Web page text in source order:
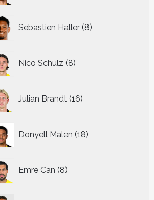
Sebastien Haller 8
producten
Nico Schulz 8
producten
Julian Brandt 16
producten
Donyell Malen 18
producten
Emre Can 8
producten